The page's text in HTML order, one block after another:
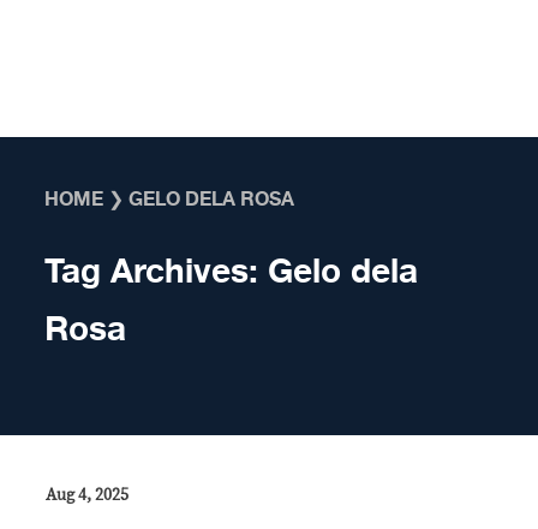
HOME ❯GELO DELA ROSA
Tag Archives: Gelo dela
Rosa
Aug 4, 2025